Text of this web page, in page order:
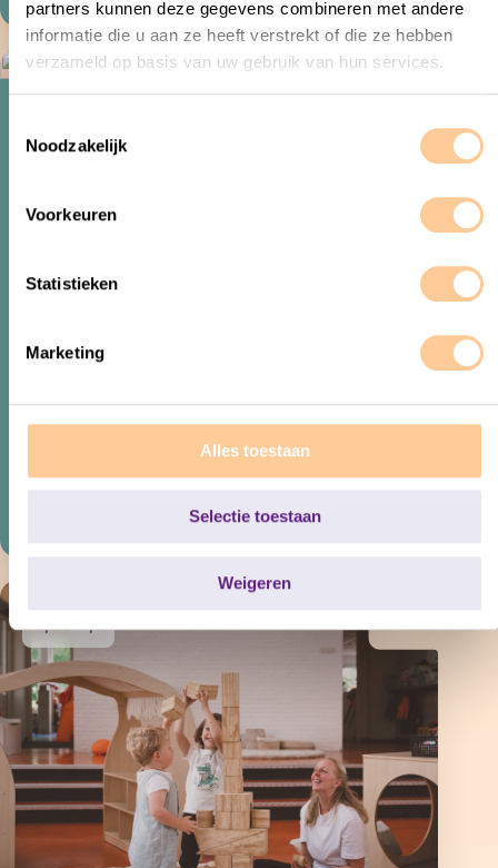
partners kunnen deze gegevens combineren met andere
informatie die u aan ze heeft verstrekt of die ze hebben
verzameld op basis van uw gebruik van hun services.
c
i
e
Noodzakelijk
Voorkeuren
Statistieken
Marketing
Alles toestaan
Selectie toestaan
Weigeren
kind
Tips & tops